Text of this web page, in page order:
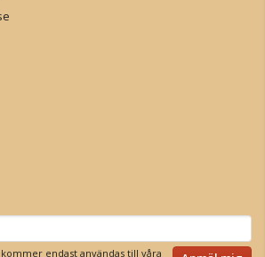
endast användas till våra